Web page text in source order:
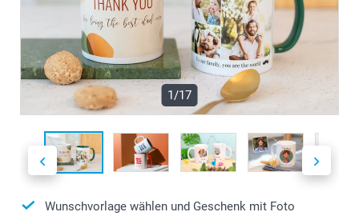
1/17
Wunschvorlage wählen und Geschenk mit Foto